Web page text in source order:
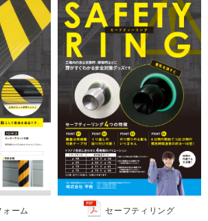
ーム セーフティリング